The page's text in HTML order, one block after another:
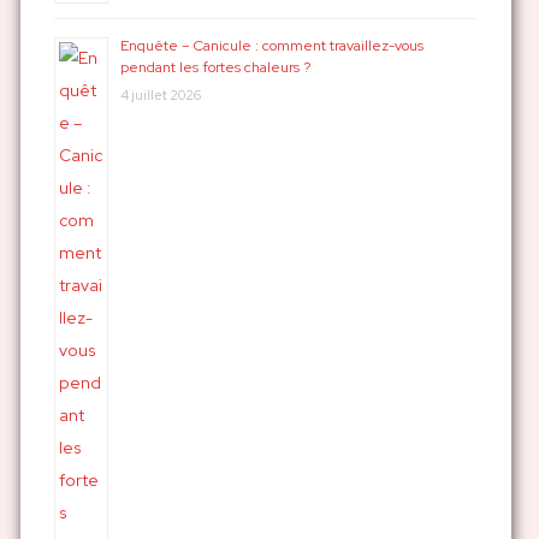
Enquête – Canicule : comment travaillez-vous
pendant les fortes chaleurs ?
4 juillet 2026